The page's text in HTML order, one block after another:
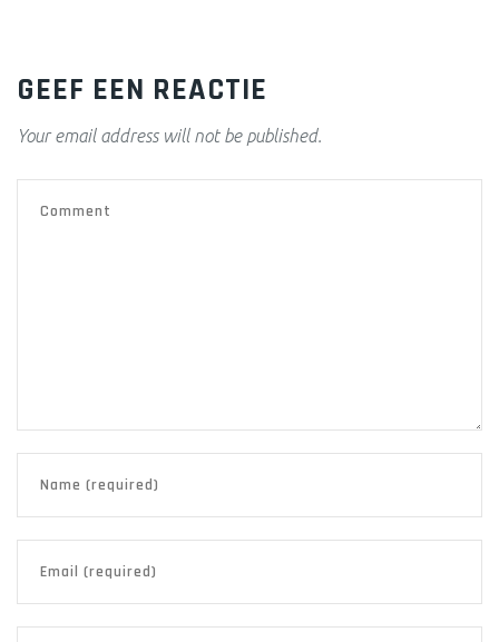
GEEF EEN REACTIE
Your email address will not be published.